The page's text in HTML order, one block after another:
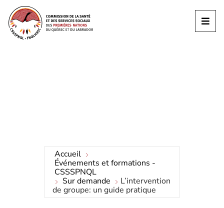
Accueil
Événements et formations -
CSSSPNQL
Sur demande
L’intervention
de groupe: un guide pratique